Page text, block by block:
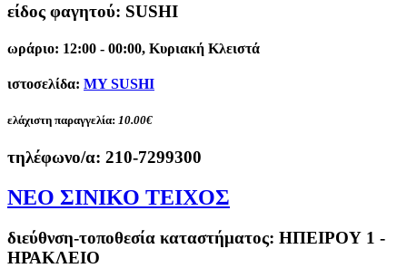
είδος φαγητού: SUSHI
ωράριο: 12:00 - 00:00, Κυριακή Κλειστά
ιστοσελίδα: MY SUSHI
ελάχιστη παραγγελία: 10.00€
τηλέφωνο/α: 210-7299300
ΝΕΟ ΣΙΝΙΚΟ ΤΕΙΧΟΣ
διεύθνση-τοποθεσία καταστήματος: ΗΠΕΙΡΟΥ 1 -
ΗΡΑΚΛΕΙΟ